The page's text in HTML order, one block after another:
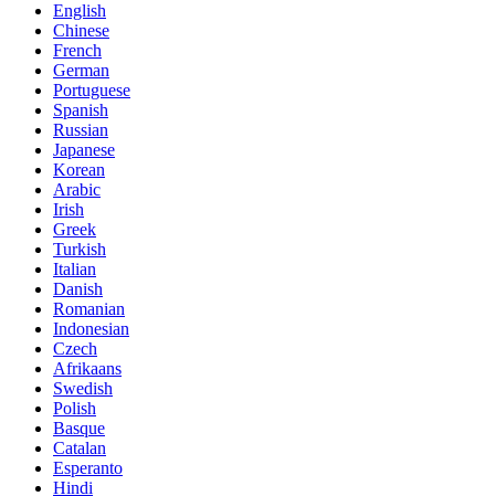
English
Chinese
French
German
Portuguese
Spanish
Russian
Japanese
Korean
Arabic
Irish
Greek
Turkish
Italian
Danish
Romanian
Indonesian
Czech
Afrikaans
Swedish
Polish
Basque
Catalan
Esperanto
Hindi